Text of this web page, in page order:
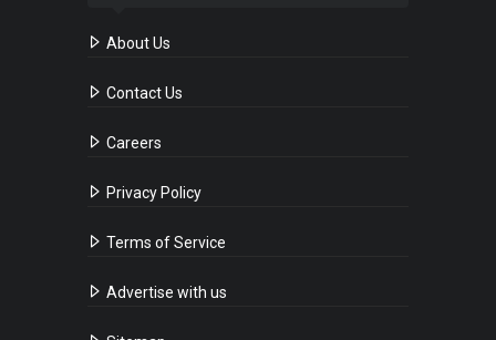
About Us
Contact Us
Careers
Privacy Policy
Terms of Service
Advertise with us